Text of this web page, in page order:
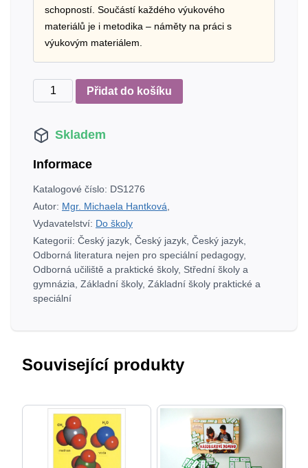
schopností. Součástí každého výukového
materiálů je i metodika – náměty na práci s
výukovým materiálem.
Soubor
pracovních
zaměřených
rozvoj
mediální
výchovy
2.
stupeň
ZŠ
množství
Přidat do košíku
Skladem
Informace
Katalogové číslo: DS1276
Autor: Mgr. Michaela Hantková
Vydavatelství: Do školy
Kategorií: Český jazyk Český jazyk Český jazyk
Odborná literatura nejen pro speciální pedagogy,
Odborná učiliště a praktické školy, Střední školy a
gymnázia Základní školy, Základní školy praktické a
speciální
Související produkty